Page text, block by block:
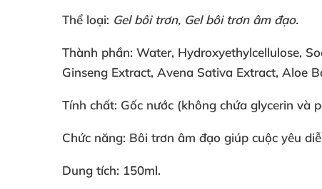
Thể loại: Gel bôi trơn, Gel bôi trơn âm đạo.
Thành phần: Water, Hydroxyethylcellulose,
Ginseng Extract, Avena Sativa Extract, Aloe
Tính chất: Gốc nước (không chứa glycerin và
Chức năng: Bôi trơn âm đạo giúp cuộc yêu
Dung tích: 150ml.